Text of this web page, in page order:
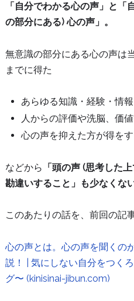
「自分でわかる心の声」と
の部分にある) 心の声」。
無意識の部分にある心の声は
までに得た
あらゆる知識・経験・情報
人からの評価や洗脳、価
心の声を抑えた方が得を
などから 「頭の声 (思考した
勘違いすること」も少なくな
このあたりの話を、前回の記
心の声とは。心の声を聞くの
説！ | 気にしない自分をつく
グ〜 (kinisinai-jibun.com)